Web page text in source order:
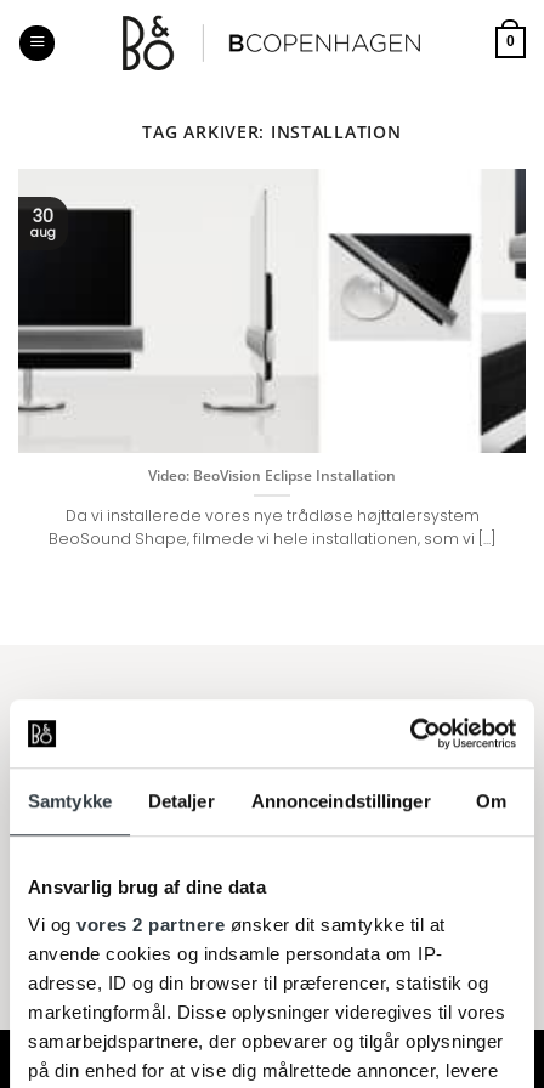
Samtykke Detaljer Annonceindstillinger Om
Ansvarlig brug af dine data
Vi og vores 2 partnere ønsker dit samtykke til at
anvende cookies og indsamle persondata om IP-
adresse, ID og din browser til præferencer, statistik og
marketingformål. Disse oplysninger videregives til vores
samarbejdspartnere, der opbevarer og tilgår oplysninger
på din enhed for at vise dig målrettede annoncer, levere
indhold
0
TAG ARKIVER: INSTALLATION
Video: BeoVision Eclipse Installation
Da vi installerede vores nye trådløse højttalersystem
BeoSound Shape, filmede vi hele installationen, som vi [...]
30
aug
"The process was very smooth and personalized.
picking it up (already prepared when I arrived)."